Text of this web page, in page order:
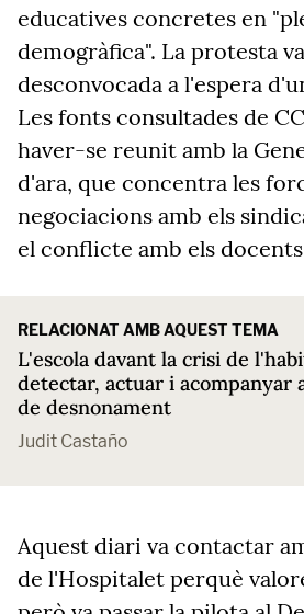
educatives concretes en
demogràfica". La protesta
desconvocada a l'espera
Les fonts consultades de
haver-se reunit amb la
d'ara, que concentra les
negociacions amb els
el conflicte amb els
RELACIONAT AMB AQUEST TEMA
L'escola davant la crisi de
detectar, actuar i acompanyar
de desnonament
Judit Castaño
Aquest diari va contactar
de l'Hospitalet perquè